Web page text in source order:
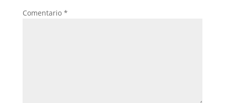
Comentario *